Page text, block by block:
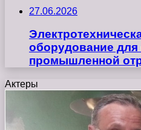
27.06.2026
оборудование для
промышленной
Актеры